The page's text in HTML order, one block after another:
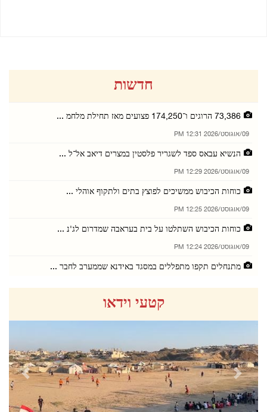
חדשות
73,386 הרוגים ו־174,250 פצועים מאז תחילת מלחמ ...
09/אוגוסט/2026 12:31 PM
הנשיא עבאס ספד לשגריר פלסטין במצרים דיאב אל־ל ...
09/אוגוסט/2026 12:29 PM
כוחות הכיבוש ממשיכים לפוצץ בתים ולתקוף אוהלי ...
09/אוגוסט/2026 12:25 PM
כוחות הכיבוש השתלטו על בית בעראבה שמדרום לג'נ ...
09/אוגוסט/2026 12:24 PM
מתנחלים תקפו מתפללים במסגד באידנא שממערב לחבר ...
כוחות הכיבוש פלשו לכובר שמצפון לרמאללה
08/אוגוסט/2026 09:18 PM
15 תושבים נפגעו משאיפת גז בעימותים עם כוחות ה ...
08/אוגוסט/2026 09:16 PM
כוחות הכיבוש הציבו מחסומים ניידים סביב מחנה ט ...
08/אוגוסט/2026 09:11 PM
קטעי וידאו
Next